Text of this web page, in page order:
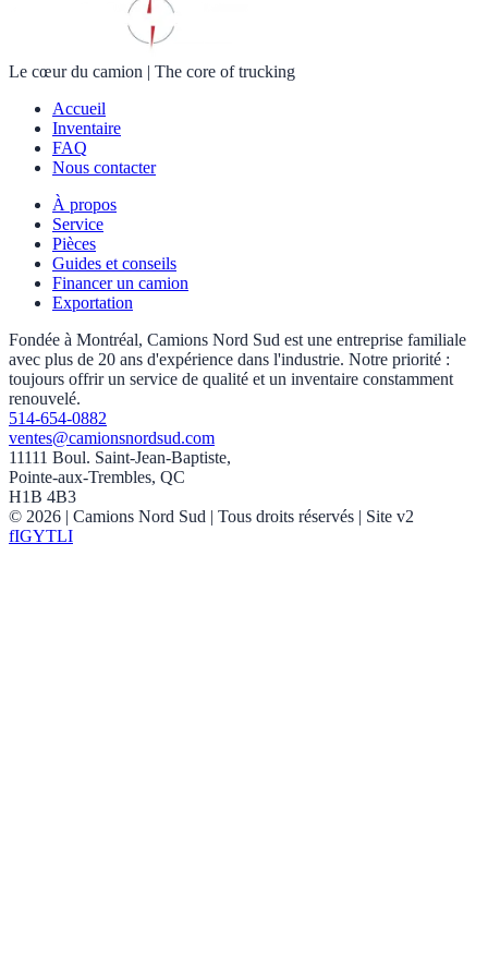
Le cœur du camion | The core of trucking
Accueil
Inventaire
FAQ
Nous contacter
À propos
Service
Pièces
Guides et conseils
Financer un camion
Exportation
Fondée à Montréal, Camions Nord Sud est une entreprise familiale
avec plus de 20 ans d'expérience dans l'industrie. Notre priorité :
toujours offrir un service de qualité et un inventaire constamment
renouvelé.
514-654-0882
ventes@camionsnordsud.com
11111 Boul. Saint-Jean-Baptiste,
Pointe-aux-Trembles, QC
H1B 4B3
© 2026 | Camions Nord Sud | Tous droits réservés | Site v2
fIGYTLI